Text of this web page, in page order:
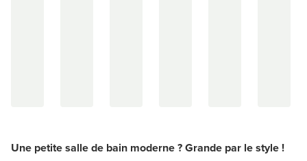
Une petite salle de bain moderne ? Grande par le style !